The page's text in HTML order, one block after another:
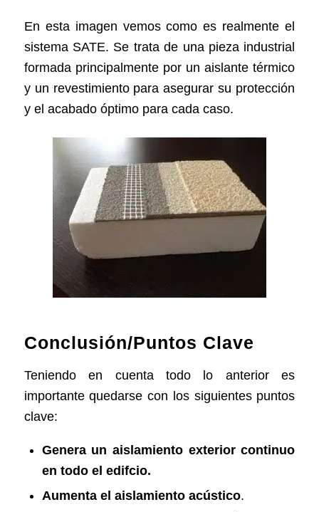
En esta imagen vemos como es realmente el
sistema SATE. Se trata de una pieza industrial
formada principalmente por un aislante térmico
y un revestimiento para asegurar su protección
y el acabado óptimo para cada caso.
Conclusión/Puntos Clave
Teniendo en cuenta todo lo anterior es
importante quedarse con los siguientes puntos
clave:
Genera un aislamiento exterior continuo
en todo el edifcio.
Aumenta el aislamiento acústico.